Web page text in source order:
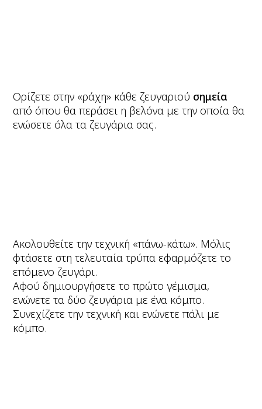
Ορίζετε στην «ράχη» κάθε ζευγαριού σημεία
από όπου θα περάσει η βελόνα με την οποία θα
ενώσετε όλα τα ζευγάρια σας.
Ακολουθείτε την τεχνική «πάνω-κάτω». Μόλις
φτάσετε στη τελευταία τρύπα εφαρμόζετε το
επόμενο ζευγάρι.
Αφού δημιουργήσετε το πρώτο γέμισμα,
ενώνετε τα δύο ζευγάρια με ένα κόμπο.
Συνεχίζετε την τεχνική και ενώνετε πάλι με
κόμπο.